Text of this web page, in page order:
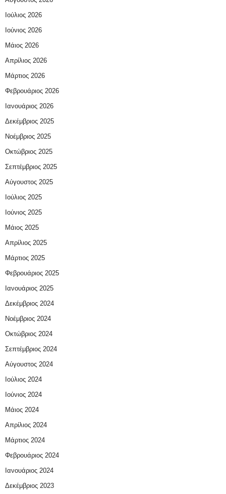
Ιούλιος 2026
Ιούνιος 2026
Μάιος 2026
Απρίλιος 2026
Μάρτιος 2026
Φεβρουάριος 2026
Ιανουάριος 2026
Δεκέμβριος 2025
Νοέμβριος 2025
Οκτώβριος 2025
Σεπτέμβριος 2025
Αύγουστος 2025
Ιούλιος 2025
Ιούνιος 2025
Μάιος 2025
Απρίλιος 2025
Μάρτιος 2025
Φεβρουάριος 2025
Ιανουάριος 2025
Δεκέμβριος 2024
Νοέμβριος 2024
Οκτώβριος 2024
Σεπτέμβριος 2024
Αύγουστος 2024
Ιούλιος 2024
Ιούνιος 2024
Μάιος 2024
Απρίλιος 2024
Μάρτιος 2024
Φεβρουάριος 2024
Ιανουάριος 2024
Δεκέμβριος 2023